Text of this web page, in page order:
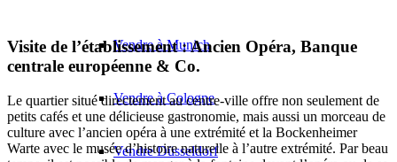
Vendre à Munich
Vendre à Cologne
Vendre Düsseldorf
Visite de l’établissement : Ancien Opéra, Banque
centrale européenne & Co.
Le quartier situé directement au centre-ville offre non seulement de
petits cafés et une délicieuse gastronomie, mais aussi un morceau de
culture avec l’ancien opéra à une extrémité et la Bockenheimer
Warte avec le musée d’histoire naturelle à l’autre extrémité. Par beau